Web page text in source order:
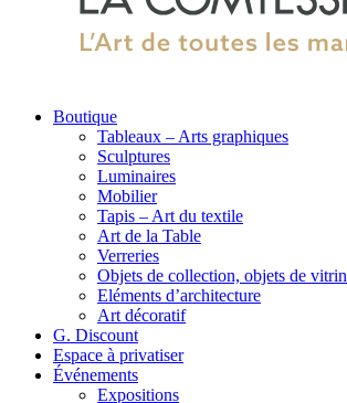
Boutique
Tableaux – Arts graphiques
Sculptures
Luminaires
Mobilier
Tapis – Art du textile
Art de la Table
Verreries
Objets de collection, objets de
Eléments d’architecture
Art décoratif
G. Discount
Espace à privatiser
Événements
Expositions